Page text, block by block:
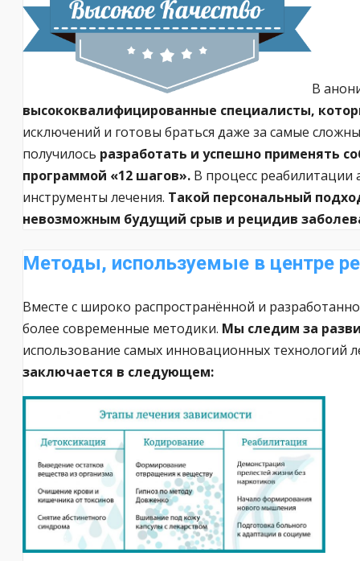
В
высококвалифицированные специалисты,
исключений и готовы браться даже за самые
получилось разработать и успешно применять
программой «12 шагов». В процесс реабилитации
инструменты лечения. Такой персональный
невозможным будущий срыв и рецидив
Методы, используемые в центре
Вместе с широко распространённой и
более современные методики. Мы следим за
использование самых инновационных технологий
заключается в следующем: